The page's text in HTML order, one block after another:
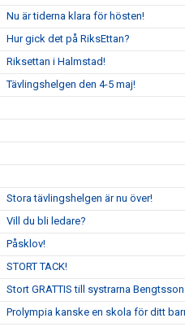
Nu är tiderna klara för hösten!
Hur gick det på RiksEttan?
Riksettan i Halmstad!
Tävlingshelgen den 4-5 maj!
Stora tävlingshelgen är nu över!
Vill du bli ledare?
Påsklov!
STORT TACK!
Stort GRATTIS till systrarna Bengtsson
Prolympia kanske en skola för ditt